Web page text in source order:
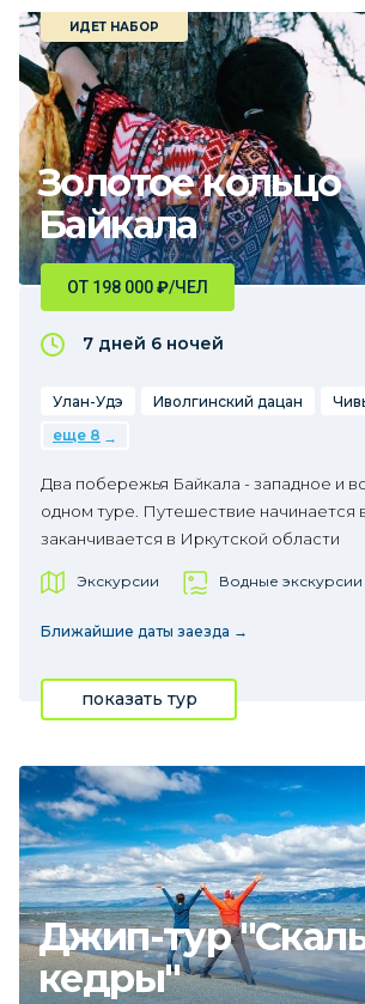
Золотое кольцо
Байкала
ИДЕТ НАБОР
ОТ 198 000₽/ЧЕЛ
7 дней 6 ночей
Улан-Удэ Иволгинский дацан
еще 8
Два побережья Байкала - западное и
одном туре. Путешествие начинается
заканчивается в Иркутской области
Экскурсии Водные экскурсии
Ближайшие даты заезда →
показать тур
Джип-тур
кедры"